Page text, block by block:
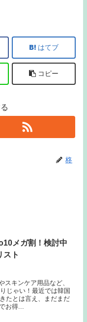
はてブ
コピー
柊
メガ割！検討中
スト
スキンケア用品など、
じゃい！最近では韓国
たとは言え、まだまだ
お得...